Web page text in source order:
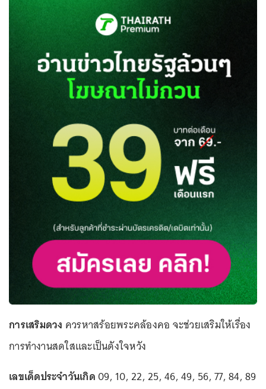
การเสริมดวง ควรหาสร้อยพระคล้องคอ จะช่วยเสริมให้เรื่อง
การทำงานสดใสและเป็นดังใจหวัง
เลขเด็ดประจำวันเกิด 09, 10, 22, 25, 46, 49, 56, 77, 84, 89